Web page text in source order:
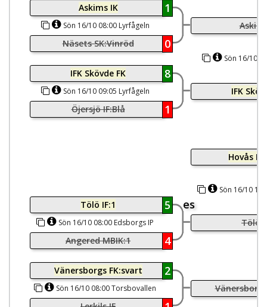
Askims IK 1
Sön 16/10 08:00 Lyrfågeln
Näsets SK:Vinröd 0
IFK Skövde FK 8
Sön 16/10 09:05 Lyrfågeln
Öjersjö IF:Blå 1
Tölö IF:1 5 es
Sön 16/10 08:00 Edsborgs IP
Angered MBIK:1 4
Vänersborgs FK:svart 2
Sön 16/10 08:00 Torsbovallen
(TBIS-plan)
Sön 16/10
IFK
Hovås
Sön 16/10
Tölö